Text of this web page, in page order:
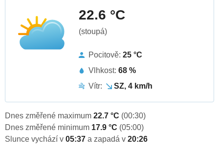
22.6 °C
(stoupá)
Pocitově: 25 °C
Vlhkost: 68 %
Vítr:
SZ, 4 km/h
Dnes změřené maximum 22.7 °C (00:30)
Dnes změřené minimum 17.9 °C (05:00)
Slunce vychází v 05:37 a zapadá v 20:26